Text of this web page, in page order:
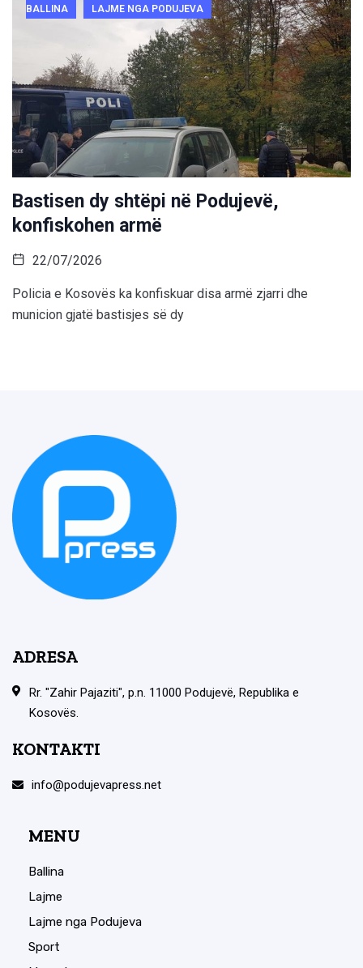
BALLINA LAJME NGA PODUJEVA
Bastisen dy shtëpi në Podujevë,
konfiskohen armë
22/07/2026
Policia e Kosovës ka konfiskuar disa armë zjarri dhe
municion gjatë bastisjes së dy
ADRESA
Rr. "Zahir Pajaziti", p.n. 11000 Podujevë, Republika e
Kosovës.
KONTAKTI
info@podujevapress.net
MENU
Ballina
Lajme
Lajme nga Podujeva
Sport